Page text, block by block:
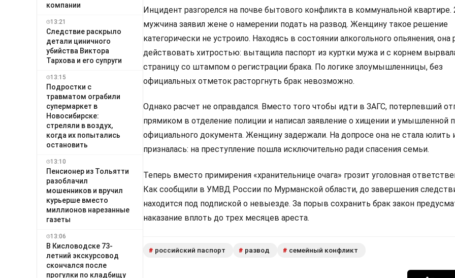
компании
13:21
Следствие раскрыло
детали циничного
убийства Виктора
Тархова и его супруги
13:15
Подростки с
травматом ограбили
супермаркет в
Новосибирске:
стреляли в воздух,
когда их попытались
остановить
13:10
Пенсионер из Тольятти
разоблачил
мошенников и вручил
курьерше вместо
миллионов нарезанные
газеты
13:06
В Кисловодске 73-
летний экскурсовод
скончался после
прогулки по кладбищу
Инцидент разгорелся на почве бытового конфликта в коммунальной квартире.
мужчина заявил жене о намерении подать на развод. Женщину такое решение
категорически не устроило. Находясь в состоянии алкогольного опьянения, она
действовать хитростью: вытащила паспорт из куртки мужа и с корнем
страницу со штампом о регистрации брака. По логике злоумышленницы, без
официальных отметок расторгнуть брак невозможно.
Однако расчет не оправдался. Вместо того чтобы идти в ЗАГС, потерпевший
прямиком в отделение полиции и написал заявление о хищении и умышленной
официального документа. Женщину задержали. На допросе она не стала юлить
призналась: на преступление пошла исключительно ради спасения семьи.
Теперь вместо примирения «хранительнице очага» грозит уголовная
Как сообщили в УМВД России по Мурманской области, до завершения
находится под подпиской о невыезде. За порыв сохранить брак закон
наказание вплоть до трех месяцев ареста.
# российский паспорт # развод # семейный конфликт